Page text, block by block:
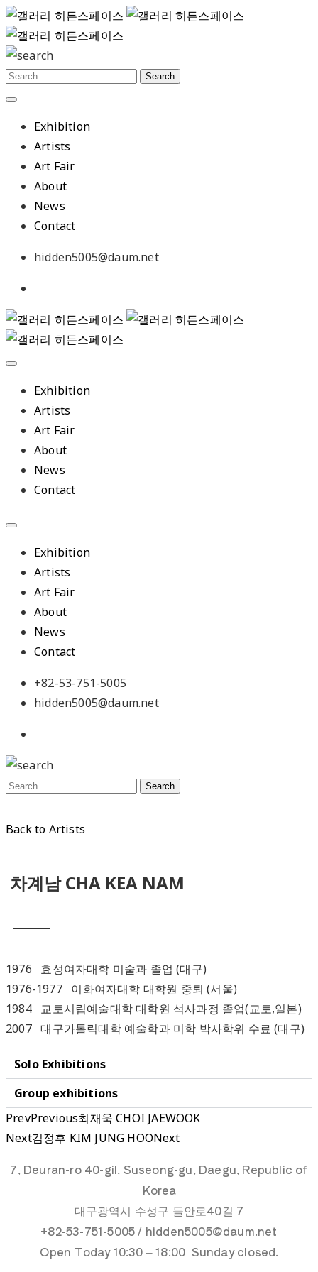
Exhibition
Artists
Art Fair
About
News
Contact
hidden5005@daum.net
Exhibition
Artists
Art Fair
About
News
Contact
Exhibition
Artists
Art Fair
About
News
Contact
+82-53-751-5005
hidden5005@daum.net
Back to Artists
차계남 CHA KEA NAM
1976 효성여자대학 미술과 졸업 (대구)
1976-1977 이화여자대학 대학원 중퇴 (서울)
1984 교토시립예술대학 대학원 석사과정 졸업(교토,일본)
2007 대구가톨릭대학 예술학과 미학 박사학위 수료 (대구)
Solo Exhibitions
Group exhibitions
PrevPrevious최재욱 CHOI JAEWOOK
Next김정후 KIM JUNG HOONext
7, Deuran-ro 40-gil, Suseong-gu, Daegu, Republic of
Korea
대구광역시 수성구 들안로40길 7
+82-53-751-5005 / hidden5005@daum.net
Open Today 10:30 – 18:00 Sunday closed.